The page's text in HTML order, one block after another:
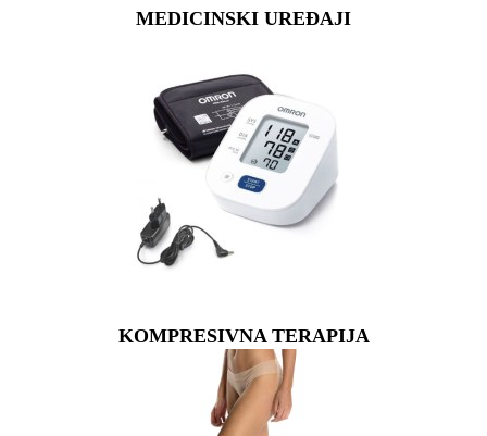
MEDICINSKI UREĐAJI
KOMPRESIVNA TERAPIJA